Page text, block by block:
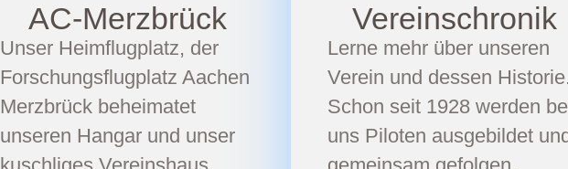
AC-Merzbrück
Unser Heimflugplatz, der
Forschungsflugplatz Aachen
Merzbrück beheimatet
unseren Hangar und unser
Vereinschronik
Lerne mehr über unseren
Verein und dessen Historie.
Schon seit 1928 werden
uns Piloten ausgebildet und